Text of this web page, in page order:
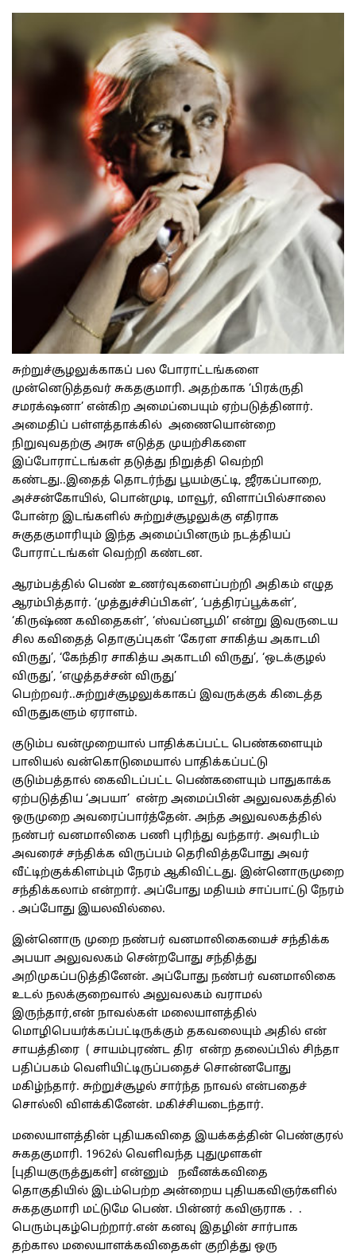
சுற்றுச்சூழலுக்காகப் பல போராட்டங்களை
முன்னெடுத்தவர் சுகதகுமாரி. அதற்காக ‘பிரக்ருதி
சமரக்‌ஷனா’ என்கிற அமைப்பையும் ஏற்படுத்தினார்.
அமைதிப் பள்ளத்தாக்கில் அணையொன்றை
நிறுவுவதற்கு அரசு எடுத்த முயற்சிகளை
இப்போராட்டங்கள் தடுத்து நிறுத்தி வெற்றி
கண்டது..இதைத் தொடர்ந்து பூயம்குட்டி, ஜீரகப்பாறை,
அச்சன்கோயில், பொன்முடி, மாவூர், விளாப்பில்சாலை
போன்ற இடங்களில் சுற்றுச்சூழலுக்கு எதிராக
சுகுதகுமாரியும் இந்த அமைப்பினரும் நடத்தியப்
போராட்டங்கள் வெற்றி கண்டன.
ஆரம்பத்தில் பெண் உணர்வுகளைப்பற்றி அதிகம் எழுத
ஆரம்பித்தார். ‘முத்துச்சிப்பிகள்’, ‘பத்திரப்பூக்கள்’,
‘கிருஷ்ண கவிதைகள்’, ‘ஸ்வப்னபூமி’ என்று இவருடைய
சில கவிதைத் தொகுப்புகள் ‘கேரள சாகித்ய அகாடமி
விருது’, ‘கேந்திர சாகித்ய அகாடமி விருது’, ‘ஒடக்குழல்
விருது’, ‘எழுத்தச்சன் விருது’
பெற்றவர்..சுற்றுச்சூழலுக்காகப் இவருக்குக் கிடைத்த
விருதுகளும் ஏராளம்.
குடும்ப வன்முறையால் பாதிக்கப்பட்ட பெண்களையும்
பாலியல் வன்கொடுமையால் பாதிக்கப்பட்டு
குடும்பத்தால் கைவிடப்பட்ட பெண்களையும் பாதுகாக்க
ஏற்படுத்திய ‘அபயா’ என்ற அமைப்பின் அலுவலகத்தில்
ஒருமுறை அவரைப்பார்த்தேன். அந்த அலுவலகத்தில்
நண்பர் வனமாலிகை பணி புரிந்து வந்தார். அவரிடம்
அவரைச் சந்திக்க விருப்பம் தெரிவித்தபோது அவர்
வீட்டிற்குக்கிளம்பும் நேரம் ஆகிவிட்டது. இன்னொருமுறை
சந்திக்கலாம் என்றார். அப்போது மதியம் சாப்பாட்டு நேரம்
. அப்போது இயலவில்லை.
இன்னொரு முறை நண்பர் வனமாலிகையைச் சந்திக்க
அபயா அலுவலகம் சென்றபோது சந்தித்து
அறிமுகப்படுத்தினேன். அப்போது நண்பர் வனமாலிகை
உடல் நலக்குறைவால் அலுவலகம் வராமல்
இருந்தார்,என் நாவல்கள் மலையாளத்தில்
மொழிபெயர்க்கப்பட்டிருக்கும் தகவலையும் அதில் என்
சாயத்திரை ( சாயம்புரண்ட திர என்ற தலைப்பில் சிந்தா
பதிப்பகம் வெளியிட்டிருப்பதைச் சொன்னபோது
மகிழ்ந்தார். சுற்றுச்சூழல் சார்ந்த நாவல் என்பதைச்
சொல்லி விளக்கினேன். மகிச்சியடைந்தார்.
மலையாளத்தின் புதியகவிதை இயக்கத்தின் பெண்குரல்
சுகதகுமாரி. 1962ல் வெளிவந்த புதுமுளகள்
[புதியகுருத்துகள்] என்னும் நவீனக்கவிதை
தொகுதியில் இடம்பெற்ற அன்றைய புதியகவிஞர்களில்
சுகதகுமாரி மட்டுமே பெண். பின்னர் கவிஞராக . .
பெரும்புகழ்பெற்றார்.என் கனவு இதழின் சார்பாக
தற்கால மலையாளக்கவிதைகள் குறித்து ஒரு